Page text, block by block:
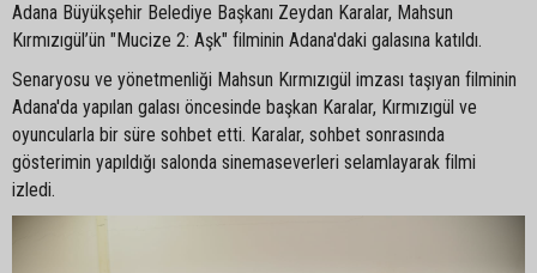
Adana Büyükşehir Belediye Başkanı Zeydan Karalar, Mahsun
Kırmızıgül’ün "Mucize 2: Aşk" filminin Adana'daki galasına katıldı.
Senaryosu ve yönetmenliği Mahsun Kırmızıgül imzası taşıyan filminin
Adana'da yapılan galası öncesinde başkan Karalar, Kırmızıgül ve
oyuncularla bir süre sohbet etti. Karalar, sohbet sonrasında
gösterimin yapıldığı salonda sinemaseverleri selamlayarak filmi
izledi.